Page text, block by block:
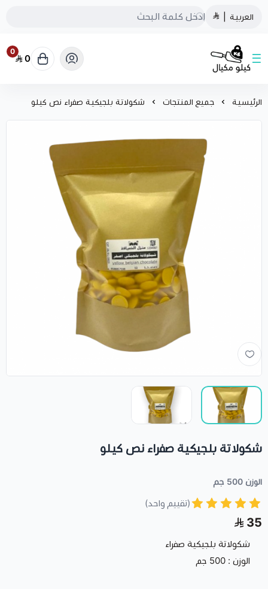
العربية
كيلو مكيال
0
0
الرئيسية جميع المنتجات شكولاتة بلجيكية صفراء نص كيلو
شكولاتة بلجيكية صفراء نص كيلو
الوزن 500 جم
(تقييم واحد)
35
شكولاتة بلجيكية صفراء
الوزن : 500 جم